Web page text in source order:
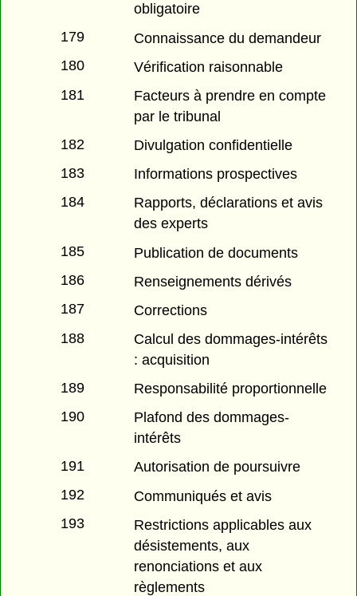
obligatoire
179
Connaissance du demandeur
180
Vérification raisonnable
181
Facteurs à prendre en compte
par le tribunal
182
Divulgation confidentielle
183
Informations prospectives
184
Rapports, déclarations et avis
des experts
185
Publication de documents
186
Renseignements dérivés
187
Corrections
188
Calcul des dommages-intérêts
: acquisition
189
Responsabilité proportionnelle
190
Plafond des dommages-
intérêts
191
Autorisation de poursuivre
192
Communiqués et avis
193
Restrictions applicables aux
désistements, aux
renonciations et aux
règlements